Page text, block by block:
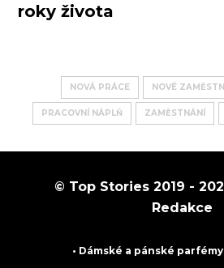
roky života
NOVÁ PRÁCE NOVÉ
PRACOVNÍ NÁPLŇ ZAMĚSTNÁNÍ
© Top Stories 2019 -
Redakce
• Dámské a pánské parfémy